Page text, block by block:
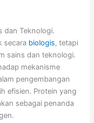
dan Teknologi.
secara biologis, tetapi
sains dan teknologi.
mekanisme
pengembangan
efisien. Protein yang
sebagai penanda